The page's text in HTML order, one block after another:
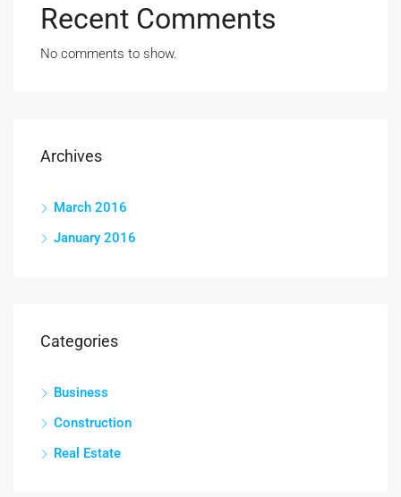
Recent Comments
No comments to show.
Archives
March 2016
January 2016
Categories
Business
Construction
Real Estate